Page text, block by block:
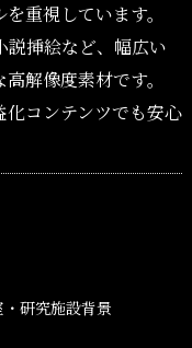
重視しています。
説挿絵など、幅広い
解像度素材です。
コンテンツでも安心
研究施設背景